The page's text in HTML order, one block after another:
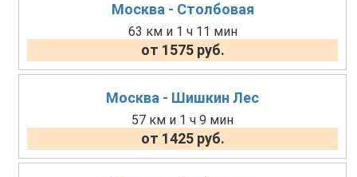
Москва - Столбовая
63 км и 1 ч 11 мин
от 1575 руб.
Москва - Шишкин Лес
57 км и 1 ч 9 мин
от 1425 руб.